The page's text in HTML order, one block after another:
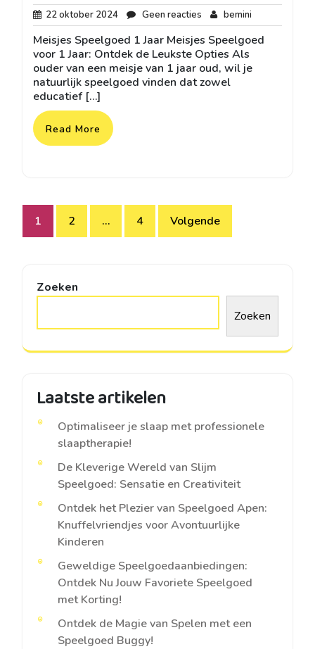
22 oktober 202422
oktober
2024
Geen reacties Geen
reacties
bemini
Meisjes Speelgoed 1 Jaar Meisjes Speelgoed
voor 1 Jaar: Ontdek de Leukste Opties Als
ouder van een meisje van 1 jaar oud, wil je
natuurlijk speelgoed vinden dat zowel
educatief […]
Read More
Berichtnavigatie
1 2 … 4 Volgende
Zoeken
Zoeken
Laatste artikelen
Optimaliseer je slaap met professionele
slaaptherapie!
De Kleverige Wereld van Slijm
Speelgoed: Sensatie en Creativiteit
Ontdek het Plezier van Speelgoed Apen:
Knuffelvriendjes voor Avontuurlijke
Kinderen
Geweldige Speelgoedaanbiedingen:
Ontdek Nu Jouw Favoriete Speelgoed
met Korting!
Ontdek de Magie van Spelen met een
Speelgoed Buggy!